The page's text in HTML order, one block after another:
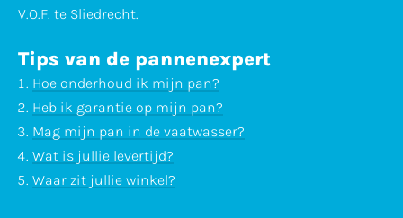
V.O.F. te Sliedrecht.
Tips van de pannenexpert
Hoe onderhoud ik mijn pan?
Heb ik garantie op mijn pan?
Mag mijn pan in de vaatwasser?
Wat is jullie levertijd?
Waar zit jullie winkel?